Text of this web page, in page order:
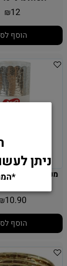
₪12
הוסף
מנג'טים
10.90
הוסף
ניתן